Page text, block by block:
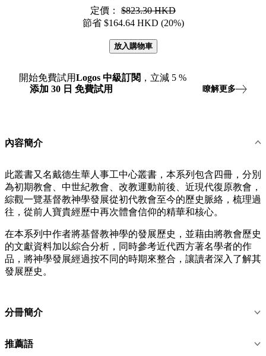
定價： $823.30 HKD
節省 $164.64 HKD (20%)
放入購物車
開始免費試用Logos 中級訂閱 ，立減 5 %
添加 30 日 免費試用 瞭解更多
內容簡介
此叢書又名戴德生華人事工中心叢書，本系列包含四冊，分別
為初期教會、中世紀教會、改教運動前後、近現代復原教會，
綜觀一覽基督教神學發展從初代教會至今的歷史脈絡，梳理過
往，從前人寶貴經歷中再次體會信仰的精華和核心。
在本系列中作者將基督教神學的發展歷史，並藉由將教會歷史
的文獻資料加以綜合分析，同時參考近代西方著名學者的作
品，將神學發展經過按不同的時期來整合，讓讀者深入了解其
發展歷史。
分冊簡介
推薦語